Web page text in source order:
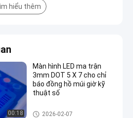
hiểu thêm
00:18
Màn hình LED ma trận
3mm DOT 5 X 7 cho chỉ
báo đồng hồ múi giờ kỹ
thuật số
Màn hình LED Dot Matrix 5x7
2026-02-07